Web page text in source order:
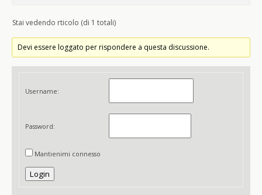
Stai vedendo rticolo (di 1 totali)
Devi essere loggato per rispondere a questa discussione.
Username:
Password:
Mantienimi connesso
Login